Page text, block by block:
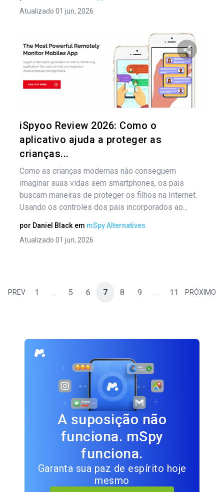
Atualizado 01 jun, 2026
iSpyoo Review 2026: Como o
aplicativo ajuda a proteger as
crianças...
Como as crianças modernas não conseguem
imaginar suas vidas sem smartphones, os pais
buscam maneiras de proteger os filhos na Internet.
Usando os controles dos pais incorporados ao...
por Daniel Black em mSpy Alternatives
Atualizado 01 jun, 2026
PREV 1 ... 5 6 7 8 9 ... 11 PRÓXIMO
A suposição não
funciona. mSpy
funciona.
Garanta sua paz de espírito hoje
mesmo